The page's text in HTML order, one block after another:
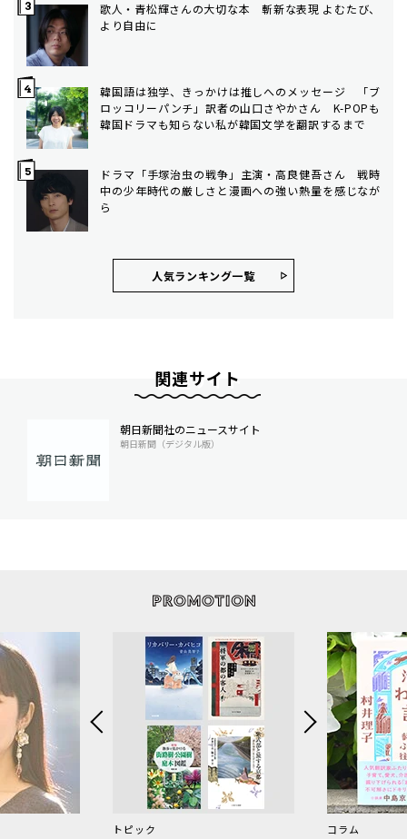
歌人・青松輝さんの大切な本 斬新な表現 よむたび、
より自由に
韓国語は独学、きっかけは推しへのメッセージ 「ブ
ロッコリーパンチ」訳者の山口さやかさん K-POPも
韓国ドラマも知らない私が韓国文学を翻訳するまで
ドラマ「手塚治虫の戦争」主演・高良健吾さん 戦時
中の少年時代の厳しさと漫画への強い熱量を感じなが
ら
人気ランキング⼀覧
関連サイト
朝日新聞社のニュースサイト
朝日新聞（デジタル版）
トピック コラム